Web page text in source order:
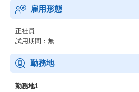
雇用形態
正社員
試用期間：無
勤務地
勤務地1